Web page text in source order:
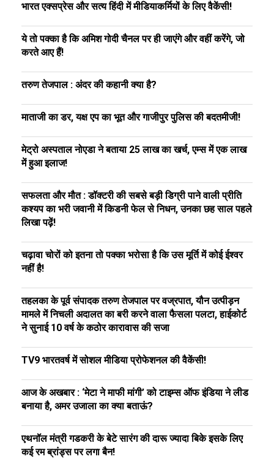
भारत एक्सप्रेस और सत्य हिंदी में मीडियाकर्मियों के लिए वैकेंसी!
ये तो पक्का है कि अमिश गोदी चैनल पर ही जाएंगे और वहीं करेंगे, जो
करते आए हैं!
तरुण तेजपाल : अंदर की कहानी क्या है?
माताजी का डर, यक्ष एप का भूत और गाजीपुर पुलिस की बदतमीजी!
मेट्रो अस्पताल नोएडा ने बताया 25 लाख का खर्च, एम्स में एक लाख
में हुआ इलाज!
सफलता और मौत : डॉक्टरी की सबसे बड़ी डिग्री पाने वाली प्रीति
कश्यप का भरी जवानी में किडनी फेल से निधन, उनका छह साल पहले
लिखा पढ़ें!
चढ़ावा चोरों को इतना तो पक्का भरोसा है कि उस मूर्ति में कोई ईश्वर
नहीं है!
तहलका के पूर्व संपादक तरुण तेजपाल पर वज्रपात, यौन उत्पीड़न
मामले में निचली अदालत का बरी करने वाला फैसला पलटा, हाईकोर्ट
ने सुनाई 10 वर्ष के कठोर कारावास की सजा
TV9 भारतवर्ष में सोशल मीडिया प्रोफेशनल की वैकेंसी!
आज के अखबार : ‘मेटा ने माफी मांगी’ को टाइम्स ऑफ इंडिया ने लीड
बनाया है, अमर उजाला का क्या बताऊं?
एथनॉल मंत्री गडकरी के बेटे सारंग की दारू ज्यादा बिके इसके लिए
कई रम ब्रांड्स पर लगा बैन!